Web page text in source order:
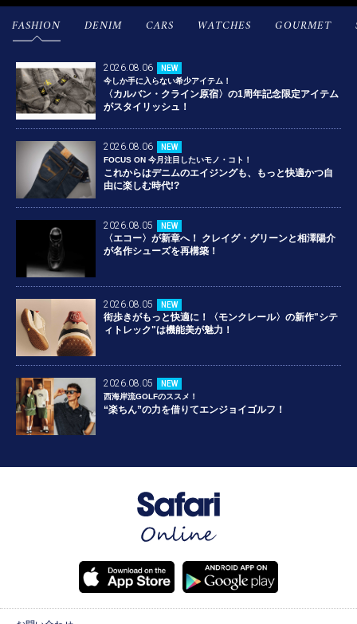
FASHION DENIM CARS WATCHES GOURMET
2026.08.06
NEW
今しか手に入らない希少アイテム！
〈カルバン・クライン原宿〉の1周年記念限定アイテム
がスタイリッシュ！
2026.08.06
NEW
FOCUS ON 今月注目したいモノ・コト！
これからはデニムのエイジングも、もっと快適かつ自
由に楽しむ時代!?
2026.08.05 NEW
〈エコー〉が新章へ！ クレイグ・グリーンと相澤陽介
が名作シューズを再構築！
2026.08.05 NEW
街歩きがもっと快適に！〈モンクレール〉の新作"シテ
ィトレック"は機能美が魅力！
2026.08.05
NEW
西海岸流GOLFのススメ！
“楽ちん”の力を借りてエンジョイゴルフ！